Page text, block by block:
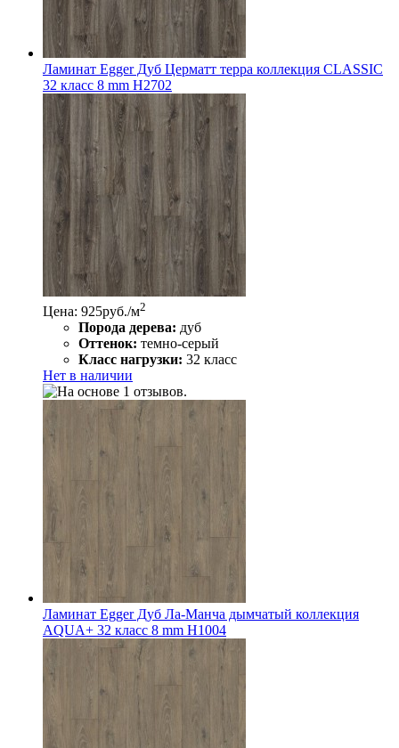
Ламинат Egger Дуб Церматт терра коллекция CLASSIC
32 класс 8 mm Н2702
Цена: 925руб./м2
Порода дерева: дуб
Оттенок: темно-серый
Класс нагрузки: 32 класс
Нет в наличии
Ламинат Egger Дуб Ла-Манча дымчатый коллекция
AQUA+ 32 класс 8 mm H1004